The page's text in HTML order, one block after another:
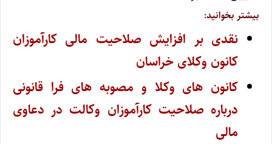
بیشتر بخوانید:
نقدی بر افزایش صلاحیت مالی کارآموزان
کانون وکلای خراسان
کانون های وکلا و مصوبه های فرا قانونی
درباره صلاحیت کارآموزان وکالت در دعاوی
مالی